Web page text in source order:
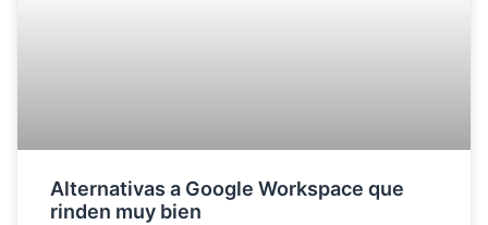
Alternativas a Google Workspace que
rinden muy bien